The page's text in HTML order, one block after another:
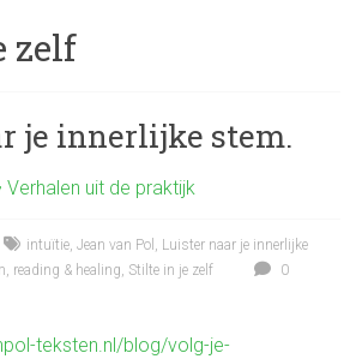
zelf
je innerlijke stem.
Verhalen uit de praktijk
intuïtie,Jean van Pol , Luister naar je innerlijke
, reading & healing, Stilte in je zelf
0
teksten.nl/blog/volg-je-